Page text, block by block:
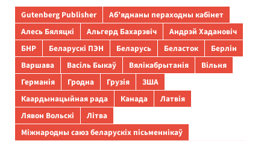
Gutenberg Publisher
Аб’яднаны пераходны кабінет
Алесь Бяляцкі
Альгерд Бахарэвіч
Андрэй Хадановіч
БНР
Беларускі ПЭН Беларусь Беласток
Берлін
Варшава
Васіль Быкаў Вялікабрытанія
Вільня
Германія
Гродна Грузія
ЗША
Каардынацыйная рада
Канада
Латвія
Лявон Вольскі
Літва
Міжнародны саюз беларускіх пісьменнікаў